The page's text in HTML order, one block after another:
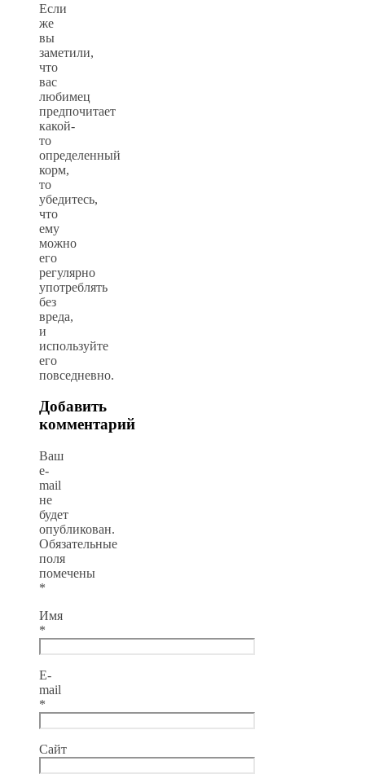
Если
же
вы
заметили,
что
вас
любимец
предпочитает
какой-
то
определенный
корм,
то
убедитесь,
что
ему
можно
его
регулярно
употреблять
без
вреда,
и
используйте
его
повседневно.
Добавить
комментарий
Ваш
e-
mail
не
будет
опубликован.
Обязательные
поля
помечены
*
Имя
*
E-
mail
*
Сайт